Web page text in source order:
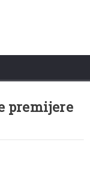
premijere